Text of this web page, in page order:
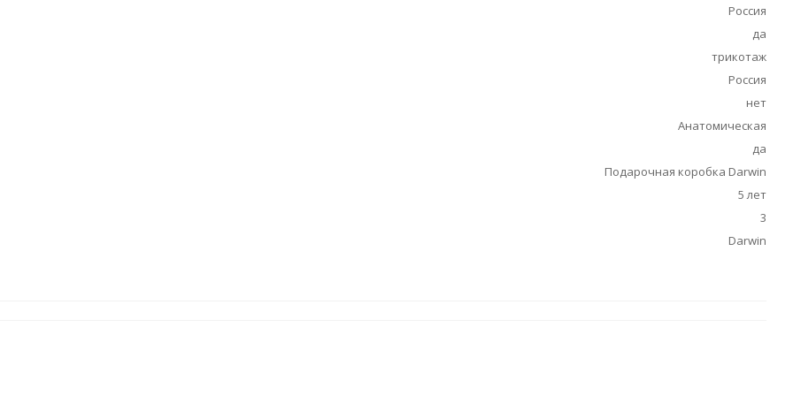
Россия
да
трикотаж
Россия
нет
Анатомическая
да
Подарочная коробка Darwin
5 лет
3
Darwin